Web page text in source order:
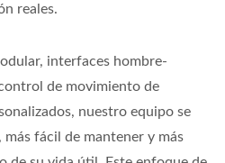
reales.
interfaces hombre-
de movimiento de
nuestro equipo se
fácil de mantener y más